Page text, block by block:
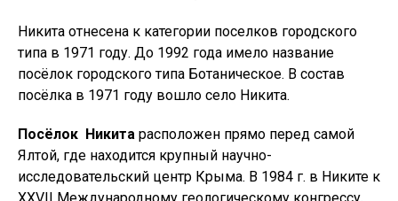
Никита отнесена к категории поселков городского
типа в 1971 году. До 1992 года имело название
посёлок городского типа Ботаническое. В состав
посёлка в 1971 году вошло село Никита.
Посёлок Никита расположен прямо перед самой
Ялтой, где находится крупный научно-
исследовательский центр Крыма. В 1984 г. в Никите к